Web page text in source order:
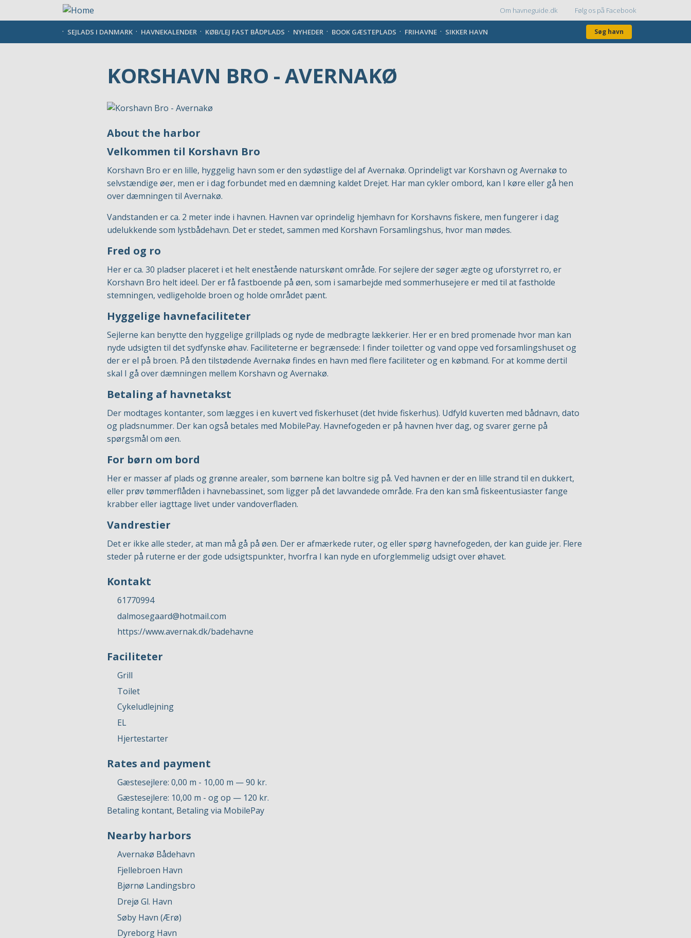
til
Topmenu
Om havneguide.dk Følg os på Facebook
SEJLADS I DANMARK HAVNEKALENDER KØB/LEJ FAST BÅDPLADS NYHEDER BOOK GÆSTEPLADS FRIHAVNE SIKKER HAVN Søg havn
KORSHAVN BRO - AVERNAKØ
About the harbor
Velkommen til Korshavn Bro
Korshavn Bro er en lille, hyggelig havn som er den sydøstlige del af Avernakø. Oprindeligt var Korshavn og Avernakø to
selvstændige øer, men er i dag forbundet med en dæmning kaldet Drejet. Har man cykler ombord, kan I køre eller gå hen
over dæmningen til Avernakø.
Vandstanden er ca. 2 meter inde i havnen. Havnen var oprindelig hjemhavn for Korshavns fiskere, men fungerer i dag
udelukkende som lystbådehavn. Det er stedet, sammen med Korshavn Forsamlingshus, hvor man mødes.
Fred og ro
Her er ca. 30 pladser placeret i et helt enestående naturskønt område. For sejlere der søger ægte og uforstyrret ro, er
Korshavn Bro helt ideel. Der er få fastboende på øen, som i samarbejde med sommerhusejere er med til at fastholde
stemningen, vedligeholde broen og holde området pænt.
Hyggelige havnefaciliteter
Sejlerne kan benytte den hyggelige grillplads og nyde de medbragte lækkerier. Her er en bred promenade hvor man kan
nyde udsigten til det sydfynske øhav. Faciliteterne er begrænsede: I finder toiletter og vand oppe ved forsamlingshuset og
der er el på broen. På den tilstødende Avernakø findes en havn med flere faciliteter og en købmand. For at komme dertil
skal I gå over dæmningen mellem Korshavn og Avernakø.
Betaling af havnetakst
Der modtages kontanter, som lægges i en kuvert ved fiskerhuset (det hvide fiskerhus). Udfyld kuverten med bådnavn, dato
og pladsnummer. Der kan også betales med MobilePay. Havnefogeden er på havnen hver dag, og svarer gerne på
spørgsmål om øen.
For børn om bord
Her er masser af plads og grønne arealer, som børnene kan boltre sig på. Ved havnen er der en lille strand til en dukkert,
eller prøv tømmerflåden i havnebassinet, som ligger på det lavvandede område. Fra den kan små fiskeentusiaster fange
krabber eller iagttage livet under vandoverfladen.
Vandrestier
Det er ikke alle steder, at man må gå på øen. Der er afmærkede ruter, og eller spørg havnefogeden, der kan guide jer. Flere
steder på ruterne er der gode udsigtspunkter, hvorfra I kan nyde en uforglemmelig udsigt over øhavet.
Kontakt
61770994
dalmosegaard@hotmail.com
https://www.avernak.dk/badehavne
Faciliteter
Grill
Toilet
Cykeludlejning
EL
Hjertestarter
Rates and payment
Gæstesejlere: 0,00 m - 10,00 m — 90 kr.
Gæstesejlere: 10,00 m - og op — 120 kr.
Betaling kontant, Betaling via MobilePay
Nearby harbors
Avernakø Bådehavn
Fjellebroen Havn
Bjørnø Landingsbro
Drejø Gl. Havn
Søby Havn (Ærø)
Dyreborg Havn